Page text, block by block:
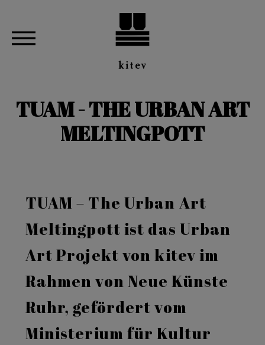
TUAM - THE URBAN ART
MELTINGPOTT
TUAM – The Urban Art
Meltingpott ist das Urban
Art Projekt von kitev im
Rahmen von Neue Künste
Ruhr, gefördert vom
Ministerium für Kultur